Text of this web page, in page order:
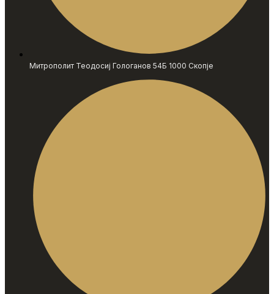
Митрополит Теодосиј Гологанов 54Б 1000 Скопје